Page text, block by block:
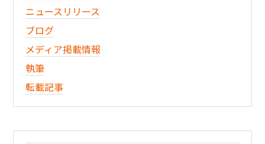
ニュースリリース
ブログ
メディア掲載情報
執筆
転載記事